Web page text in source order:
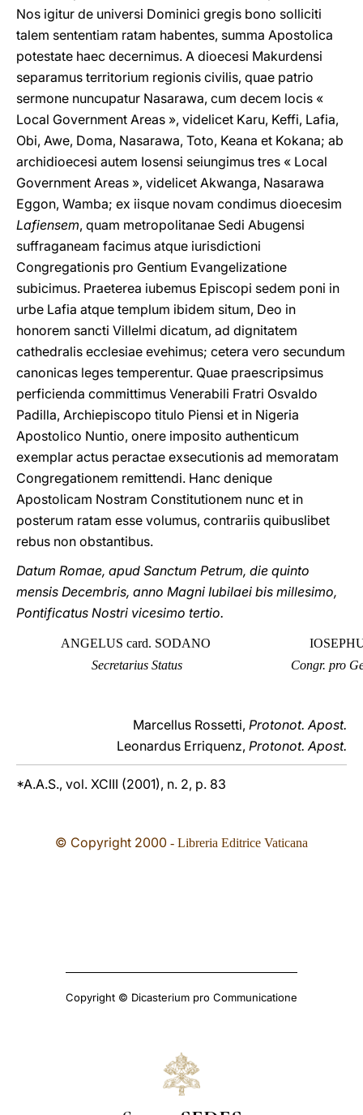
Nos igitur de universi Dominici gregis bono solliciti
talem sententiam ratam habentes, summa Apostolica
potestate haec decernimus. A dioecesi Makurdensi
separamus territorium regionis civilis, quae patrio
sermone nuncupatur Nasarawa, cum decem locis «
Local Government Areas », videlicet Karu, Keffi, Lafia,
Obi, Awe, Doma, Nasarawa, Toto, Keana et Kokana; ab
archidioecesi autem Iosensi seiungimus tres « Local
Government Areas », videlicet Akwanga, Nasarawa
Eggon, Wamba; ex iisque novam condimus dioecesim
Lafiensem, quam metropolitanae Sedi Abugensi
suffraganeam facimus atque iurisdictioni
Congregationis pro Gentium Evangelizatione
subicimus. Praeterea iubemus Episcopi sedem poni in
urbe Lafia atque templum ibidem situm, Deo in
honorem sancti Villelmi dicatum, ad dignitatem
cathedralis ecclesiae evehimus; cetera vero secundum
canonicas leges temperentur. Quae praescripsimus
perficienda committimus Venerabili Fratri Osvaldo
Padilla, Archiepiscopo titulo Piensi et in Nigeria
Apostolico Nuntio, onere imposito authenticum
exemplar actus peractae exsecutionis ad memoratam
Congregationem remittendi. Hanc denique
Apostolicam Nostram Constitutionem nunc et in
posterum ratam esse volumus, contrariis quibuslibet
rebus non obstantibus.
Datum Romae, apud Sanctum Petrum, die quinto
mensis Decembris, anno Magni Iubilaei bis millesimo,
Pontificatus Nostri vicesimo tertio.
ANGELUS card. SODANO
Secretarius Status
Congr. pro
Marcellus Rossetti, Protonot. Apost.
Leonardus Erriquenz, Protonot. Apost.
*A.A.S., vol. XCIII (2001), n. 2, p. 83
© Copyright 2000 - Libreria Editrice Vaticana
Copyright © Dicasterium pro Communicatione